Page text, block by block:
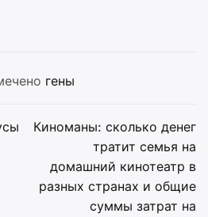
гены
Киноманы: сколько денег
тратит семья на
домашний кинотеатр в
разных странах и общие
суммы затрат на